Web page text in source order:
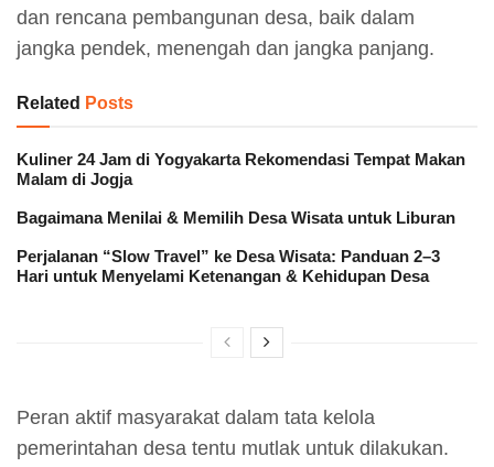
dan rencana pembangunan desa, baik dalam
jangka pendek, menengah dan jangka panjang.
Related Posts
Kuliner 24 Jam di Yogyakarta Rekomendasi Tempat Makan
Malam di Jogja
Bagaimana Menilai & Memilih Desa Wisata untuk Liburan
Perjalanan “Slow Travel” ke Desa Wisata: Panduan 2–3
Hari untuk Menyelami Ketenangan & Kehidupan Desa
Peran aktif masyarakat dalam tata kelola
pemerintahan desa tentu mutlak untuk dilakukan.